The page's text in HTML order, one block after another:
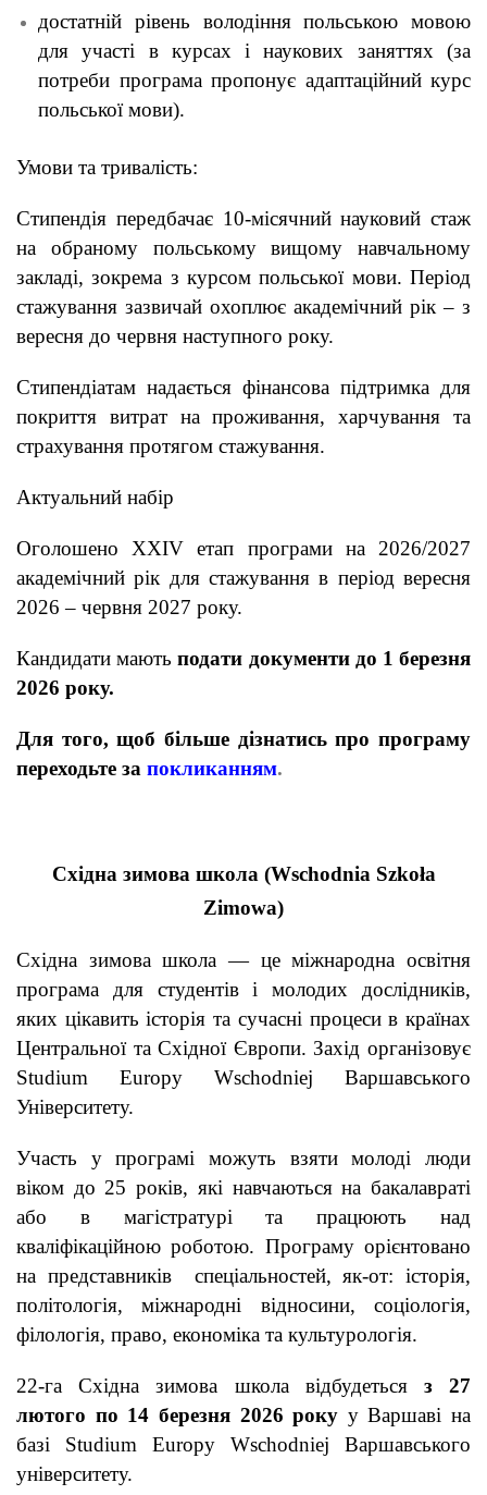
достатній рівень володіння польською мовою
для участі в курсах і наукових заняттях (за
потреби програма пропонує адаптаційний курс
польської мови).
Умови та тривалість:
Стипендія передбачає 10-місячний науковий стаж
на обраному польському вищому навчальному
закладі, зокрема з курсом польської мови. Період
стажування зазвичай охоплює академічний рік – з
вересня до червня наступного року.
Стипендіатам надається фінансова підтримка для
покриття витрат на проживання, харчування та
страхування протягом стажування.
Актуальний набір
Оголошено XXIV етап програми на 2026/2027
академічний рік для стажування в період вересня
2026 – червня 2027 року.
Кандидати маютьподати документи до 1 березня
2026 року.
Для того, щоб більше дізнатись про програму
переходьте за покликанням.
Східна зимова школа (Wschodnia Szkoła
Zimowa)
Східна зимова школа — це міжнародна освітня
програма для студентів і молодих дослідників,
яких цікавить історія та сучасні процеси в країнах
Центральної та Східної Європи. Захід організовує
Studium Europy Wschodniej Варшавського
Університету.
Участь у програмі можуть взяти молоді люди
віком до 25 років, які навчаються на бакалавраті
або в магістратурі та працюють над
кваліфікаційною роботою. Програму орієнтовано
на представників спеціальностей, як-от: історія,
політологія, міжнародні відносини, соціологія,
філологія, право, економіка та культурологія.
22-га Східна зимова школа відбудеться з 27
лютого по 14 березня 2026 року у Варшаві на
базі Studium Europy Wschodniej Варшавського
університету.